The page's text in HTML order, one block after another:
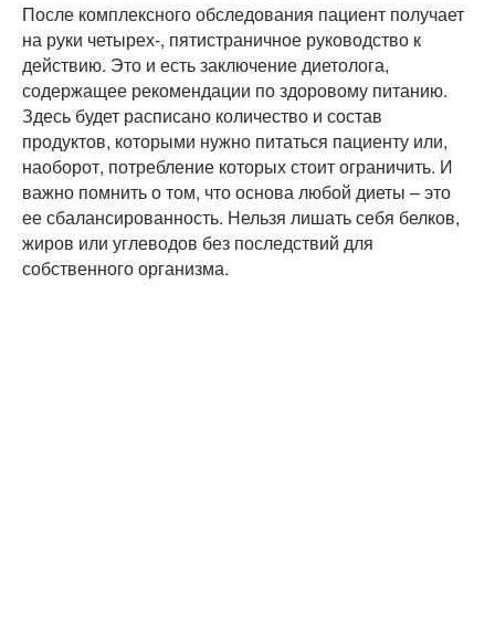
После комплексного обследования пациент получает
на руки четырех-, пятистраничное руководство к
действию. Это и есть заключение диетолога,
содержащее рекомендации по здоровому питанию.
Здесь будет расписано количество и состав
продуктов, которыми нужно питаться пациенту или,
наоборот, потребление которых стоит ограничить. И
важно помнить о том, что основа любой диеты – это
ее сбалансированность. Нельзя лишать себя белков,
жиров или углеводов без последствий для
собственного организма.